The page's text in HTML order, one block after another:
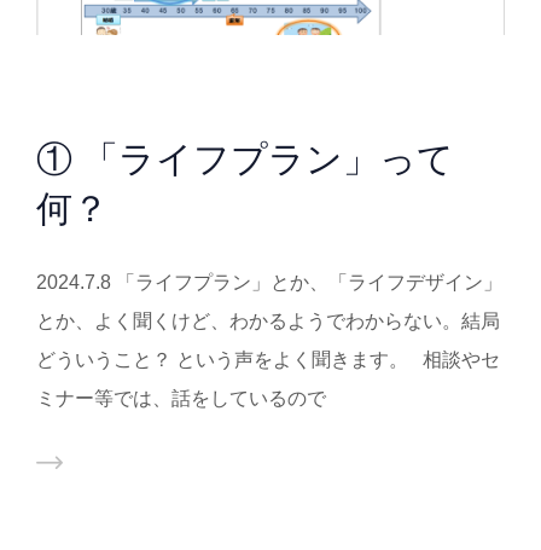
① 「ライフプラン」って
何？
2024.7.8 「ライフプラン」とか、「ライフデザイン」
とか、よく聞くけど、わかるようでわからない。結局
どういうこと？ という声をよく聞きます。 相談やセ
ミナー等では、話をしているので